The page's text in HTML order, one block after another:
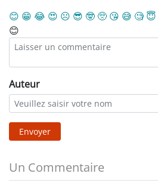
😊 😁 😂 😍 ☹️ 😎 🤓 🥺 😘 😅 🧐 😇
😊
Auteur
Envoyer
Un Commentaire